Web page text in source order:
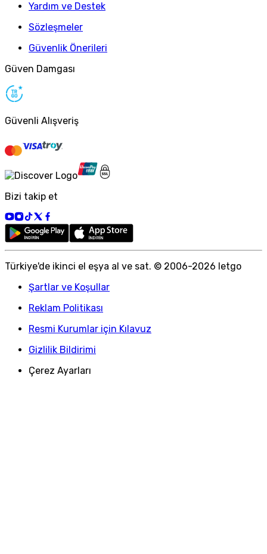
Yardım ve Destek
Sözleşmeler
Güvenlik Önerileri
Güven Damgası
Güvenli Alışveriş
Bizi takip et
Türkiye'de ikinci el eşya al ve sat. © 2006-2026 letgo
Şartlar ve Koşullar
Reklam Politikası
Resmi Kurumlar için Kılavuz
Gizlilik Bildirimi
Çerez Ayarları